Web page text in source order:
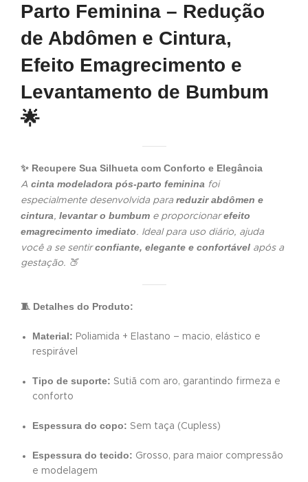
Parto Feminina – Redução
de Abdômen e Cintura,
Efeito Emagrecimento e
Levantamento de Bumbum
🌟
✨ Recupere Sua Silhueta com Conforto e Elegância
A cinta modeladora pós-parto feminina foi
especialmente desenvolvida para reduzir abdômen e
cintura, levantar o bumbum e proporcionarefeito
emagrecimento imediato. Ideal para uso diário, ajuda
você a se sentirconfiante, elegante e confortável após a
gestação. 🍑
🧵 Detalhes do Produto:
Material: Poliamida + Elastano – macio, elástico e
respirável
Tipo de suporte: Sutiã com aro, garantindo firmeza e
conforto
Espessura do copo: Sem taça (Cupless)
Espessura do tecido: Grosso, para maior compressão
e modelagem